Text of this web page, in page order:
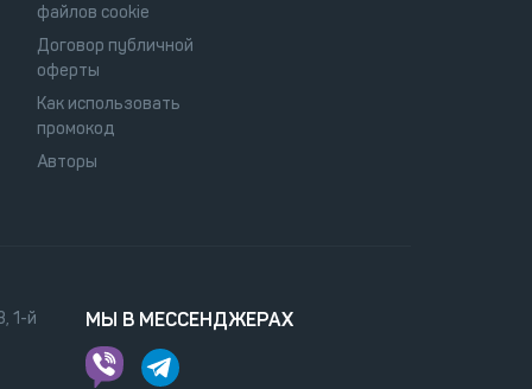
файлов cookie
Договор публичной
оферты
Как использовать
промокод
Авторы
1-й
МЫ В МЕССЕНДЖЕРАХ